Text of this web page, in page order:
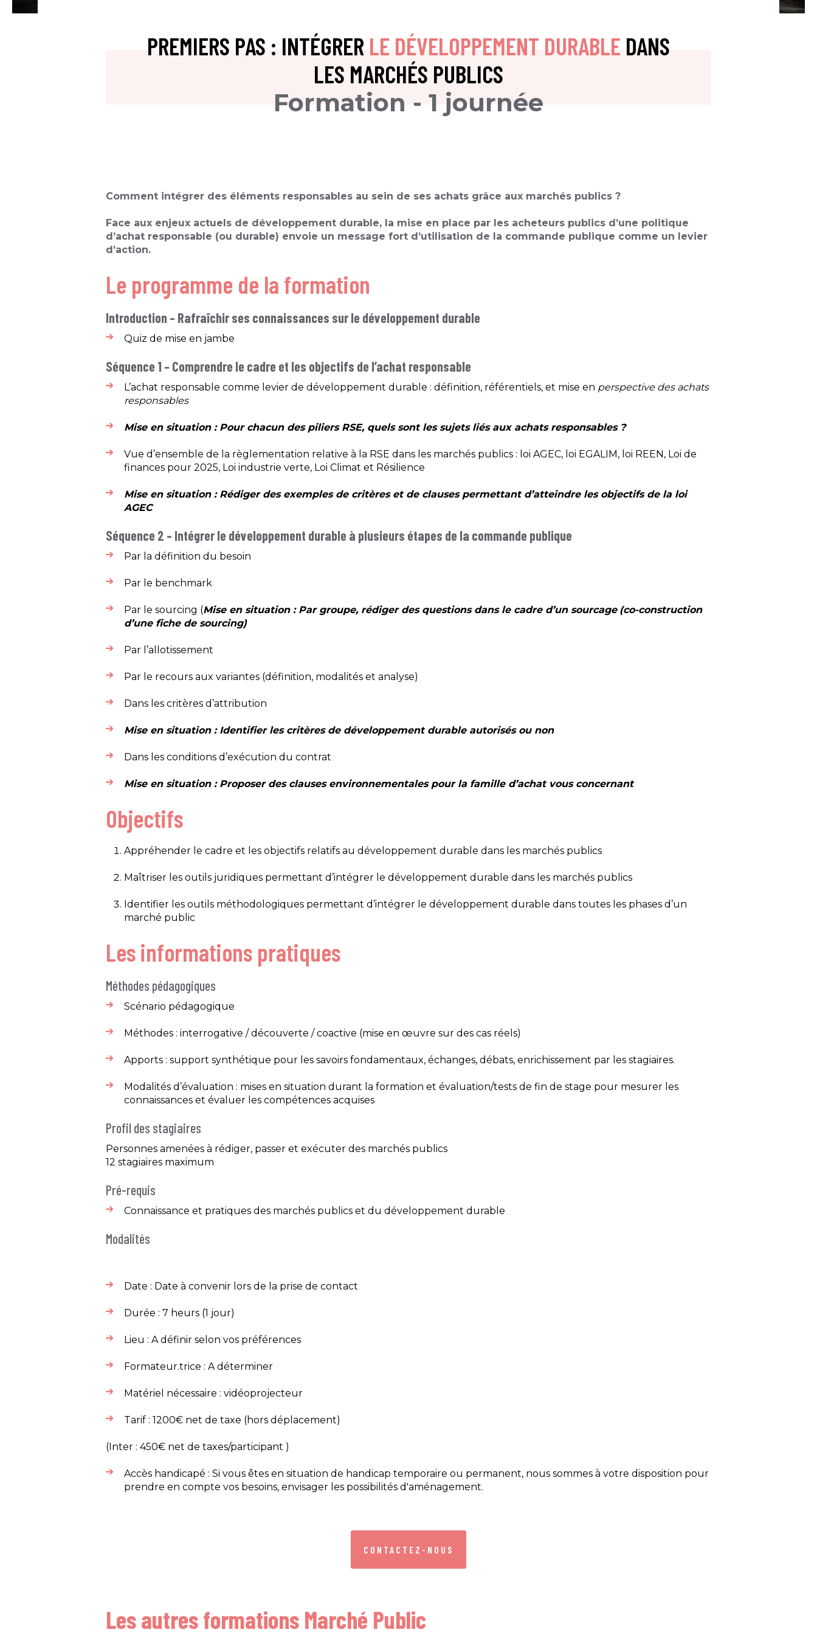
PREMIERS PAS : INTÉGRER LE DÉVELOPPEMENT DURABLE DANS
LES MARCHÉS PUBLICS​
Formation - 1 journée​
Comment intégrer des éléments responsables au sein de ses achats grâce aux marchés publics ? ​
Face aux enjeux actuels de développement durable, la mise en place par les acheteurs publics d’une politique
d’achat responsable (ou durable) envoie un message fort d’utilisation de la commande publique comme un levier
d’action.​
Le programme de la formation
Introduction – Rafraîchir ses connaissances sur le développement durable
Quiz de mise en jambe​
Séquence 1 – Comprendre le cadre et les objectifs de l’achat responsable
L’achat responsable comme levier de développement durable : définition, référentiels, et mise en perspective des achats
responsables
Mise en situation : Pour chacun des piliers RSE, quelssont les sujets liés aux achats responsables ?
Vue d’ensemble de la règlementation relative à la RSE dans les marchés publics : loi AGEC, loi EGALIM, loi REEN, Loi de
finances pour 2025, Loi industrie verte, Loi Climat et Résilience ​
Mise en situation : Rédiger des exemples de critères et de clauses permettant d’atteindre les objectifs de la loi
AGEC
Séquence 2 – Intégrer le développement durable à plusieurs étapes de la commande publique
Par la définition du besoin ​
Par le benchmark ​
Par le sourcing (Mise en situation : Par groupe, rédiger des questions dans le cadre d’un sourcage (co-construction
d’une fiche de sourcing)
Par l’allotissement​
Par le recours aux variantes (définition, modalités et analyse)​
Dans les critères d’attribution ​
Mise en situation : Identifier les critères de développement durable autorisés ou non
Dans les conditions d’exécution du contrat ​
Mise en situation : Proposer des clauses environnementales pour la famille d’achat vous concernant
Objectifs
Appréhender le cadre et les objectifs relatifs au développement durable dans les marchés publics​
Maîtriser les outils juridiques permettant d’intégrer le développement durable dans les marchés publics​
Identifier les outils méthodologiques permettant d’intégrer le développement durable dans toutes les phases d’un
marché public ​
Les informations pratiques​
Méthodes pédagogiques
Scénario pédagogique​
Méthodes : interrogative / découverte / coactive (mise en œuvre sur des cas réels)​
Apports : support synthétique pour les savoirs fondamentaux, échanges, débats, enrichissement par les stagiaires.​
Modalités d’évaluation : mises en situation durant la formation et évaluation/tests de fin de stage pour mesurer les
connaissances et évaluer les compétences acquises​
Profil des stagiaires
Personnes amenées à rédiger, passer et exécuter des marchés publics ​
12 stagiaires maximum​
Pré-requis
Connaissance et pratiques des marchés publics et du développement durable​
Modalités
Date : Date à convenir lors de la prise de contact​
Durée : 7 heurs (1 jour)​
Lieu : A définir selon vos préférences​
Formateur.trice : A déterminer​
Matériel nécessaire : vidéoprojecteur​
Tarif : 1200€ net de taxe (hors déplacement) ​
(Inter : 450€ net de taxes/participant )
Accès handicapé : Si vous êtes en situation de handicap temporaire ou permanent, nous sommes à votre disposition pour
prendre en compte vos besoins, envisager les possibilités d'aménagement.​
CONTACTEZ-NOUS
Les autres formations Marché Public